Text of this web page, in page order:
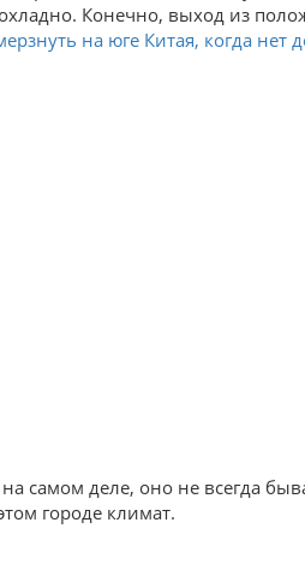
Конечно, выход из
на юге Китая, когда нет
самом деле, оно не всегда
городе климат.